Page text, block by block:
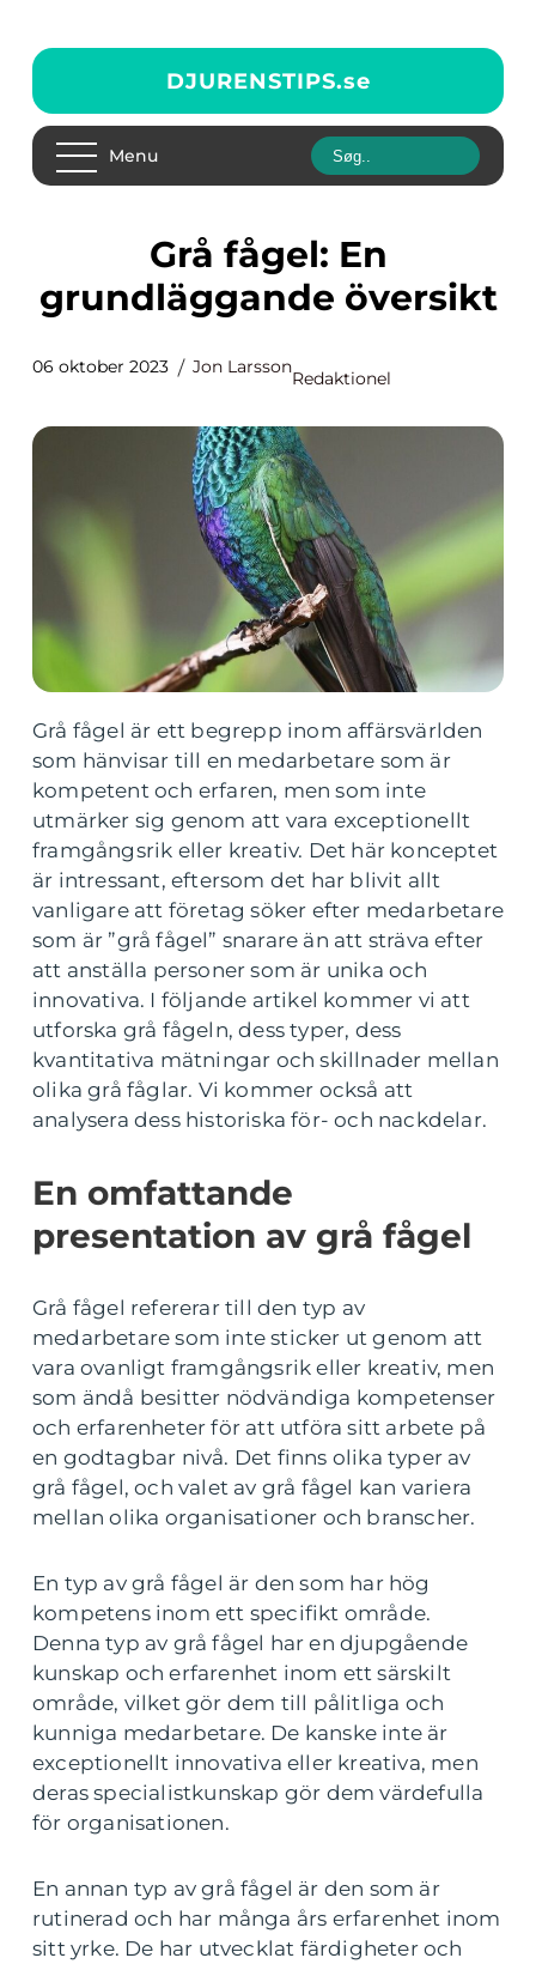
DJURENSTIPS.se
Menu
Grå fågel: En
grundläggande översikt
06 oktober 2023 Jon Larsson
Redaktionel
Grå fågel är ett begrepp inom affärsvärlden
som hänvisar till en medarbetare som är
kompetent och erfaren, men som inte
utmärker sig genom att vara exceptionellt
framgångsrik eller kreativ. Det här konceptet
är intressant, eftersom det har blivit allt
vanligare att företag söker efter medarbetare
som är ”grå fågel” snarare än att sträva efter
att anställa personer som är unika och
innovativa. I följande artikel kommer vi att
utforska grå fågeln, dess typer, dess
kvantitativa mätningar och skillnader mellan
olika grå fåglar. Vi kommer också att
analysera dess historiska för- och nackdelar.
En omfattande
presentation av grå fågel
Grå fågel refererar till den typ av
medarbetare som inte sticker ut genom att
vara ovanligt framgångsrik eller kreativ, men
som ändå besitter nödvändiga kompetenser
och erfarenheter för att utföra sitt arbete på
en godtagbar nivå. Det finns olika typer av
grå fågel, och valet av grå fågel kan variera
mellan olika organisationer och branscher.
En typ av grå fågel är den som har hög
kompetens inom ett specifikt område.
Denna typ av grå fågel har en djupgående
kunskap och erfarenhet inom ett särskilt
område, vilket gör dem till pålitliga och
kunniga medarbetare. De kanske inte är
exceptionellt innovativa eller kreativa, men
deras specialistkunskap gör dem värdefulla
för organisationen.
En annan typ av grå fågel är den som är
rutinerad och har många års erfarenhet inom
sitt yrke. De har utvecklat färdigheter och